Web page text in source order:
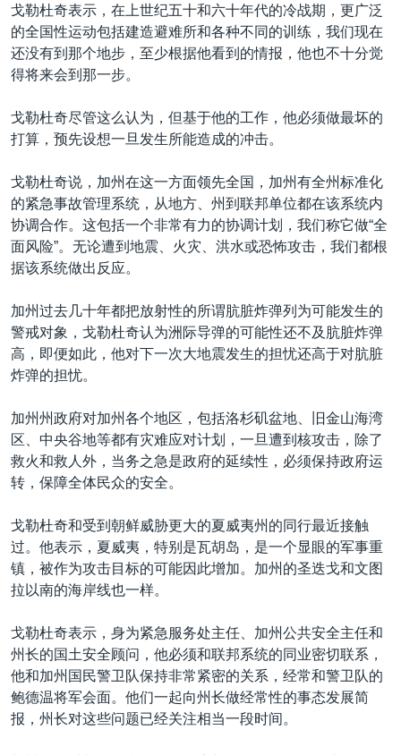
戈勒杜奇表示，在上世纪五十和六十年代的冷战期，更广泛
的全国性运动包括建造避难所和各种不同的训练，我们现在
还没有到那个地步，至少根据他看到的情报，他也不十分觉
得将来会到那一步。
戈勒杜奇尽管这么认为，但基于他的工作，他必须做最坏的
打算，预先设想一旦发生所能造成的冲击。
戈勒杜奇说，加州在这一方面领先全国，加州有全州标准化
的紧急事故管理系统，从地方、州到联邦单位都在该系统内
协调合作。这包括一个非常有力的协调计划，我们称它做“全
面风险”。无论遭到地震、火灾、洪水或恐怖攻击，我们都根
据该系统做出反应。
加州过去几十年都把放射性的所谓肮脏炸弹列为可能发生的
警戒对象，戈勒杜奇认为洲际导弹的可能性还不及肮脏炸弹
高，即便如此，他对下一次大地震发生的担忧还高于对肮脏
炸弹的担忧。
加州州政府对加州各个地区，包括洛杉矶盆地、旧金山海湾
区、中央谷地等都有灾难应对计划，一旦遭到核攻击，除了
救火和救人外，当务之急是政府的延续性，必须保持政府运
转，保障全体民众的安全。
戈勒杜奇和受到朝鲜威胁更大的夏威夷州的同行最近接触
过。他表示，夏威夷，特别是瓦胡岛，是一个显眼的军事重
镇，被作为攻击目标的可能因此增加。加州的圣迭戈和文图
拉以南的海岸线也一样。
戈勒杜奇表示，身为紧急服务处主任、加州公共安全主任和
州长的国土安全顾问，他必须和联邦系统的同业密切联系，
他和加州国民警卫队保持非常紧密的关系，经常和警卫队的
鲍德温将军会面。他们一起向州长做经常性的事态发展简
报，州长对这些问题已经关注相当一段时间。